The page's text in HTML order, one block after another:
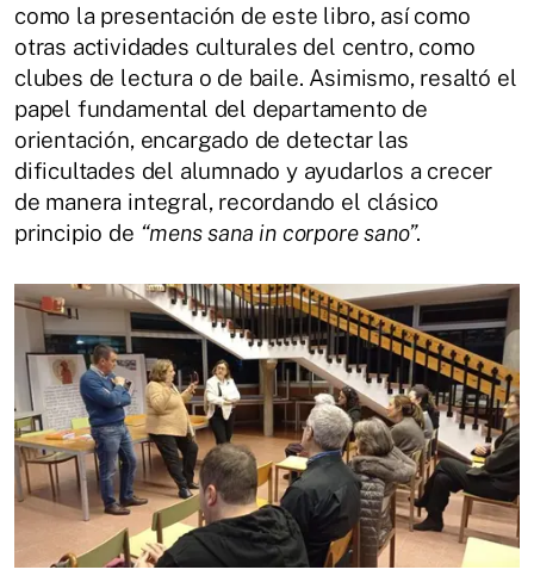
como la presentación de este libro, así como
otras actividades culturales del centro, como
clubes de lectura o de baile. Asimismo, resaltó el
papel fundamental del departamento de
orientación, encargado de detectar las
dificultades del alumnado y ayudarlos a crecer
de manera integral, recordando el clásico
principio de “mens sana in corpore sano”.